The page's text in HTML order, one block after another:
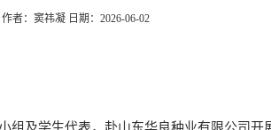
者：窦祎凝 日期：2026-06-02